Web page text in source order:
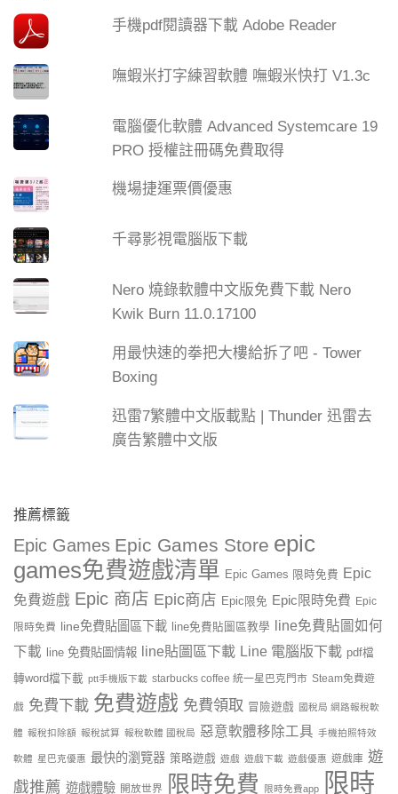
手機pdf閱讀器下載 Adobe Reader
嘸蝦米打字練習軟體 嘸蝦米快打 V1.3c
電腦優化軟體 Advanced Systemcare 19
PRO 授權註冊碼免費取得
機場捷運票價優惠
千尋影視電腦版下載
Nero 燒錄軟體中文版免費下載 Nero
Kwik Burn 11.0.17100
用最快速的拳把大樓給拆了吧 - Tower
Boxing
迅雷7繁體中文版載點 | Thunder 迅雷去
廣告繁體中文版
推薦標籤
Epic Games Epic Games Store epic
games免費遊戲清單 Epic Games 限時免費 Epic
免費遊戲 Epic 商店 Epic商店 Epic限免 Epic限時免費 Epic
限時免費 line免費貼圖區下載 line免費貼圖區教學
line免費貼圖如何
下載
line 免費貼圖情報 line貼圖區下載 Line 電腦版下載 pdf檔
轉word檔下載 ptt手機版下載 starbucks coffee 統一星巴克門市 Steam免費遊
戲 免費下載 免費遊戲 免費領取 冒險遊戲 國稅局 網路報稅軟
體 報稅扣除額 報稅試算 報稅軟體 國稅局 惡意軟體移除工具 手機拍照特效
軟體 星巴克優惠 最快的瀏覽器 策略遊戲 遊戲 遊戲下載 遊戲優惠 遊戲庫 遊
戲推薦 遊戲體驗 開放世界 限時免費 限時免費app
限時